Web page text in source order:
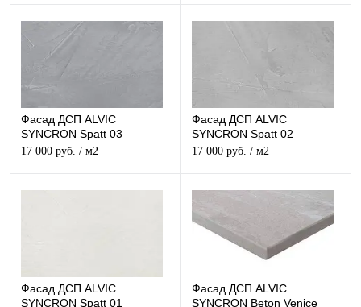
Фасад ДСП ALVIC
SYNCRON Spatt 03
Структурный
17 000 руб. / м2
Фасад ДСП ALVIC
SYNCRON Spatt 02
Структурный
17 000 руб. / м2
Фасад ДСП ALVIC
SYNCRON Spatt 01
Фасад ДСП ALVIC
SYNCRON Beton Venice